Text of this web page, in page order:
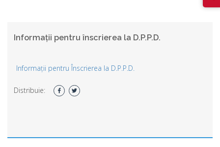
Informații pentru înscrierea la D.P.P.D.
Informații pentru Înscrierea la D.P.P.D.
Distribuie: